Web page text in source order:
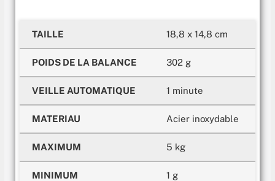
TAILLE 18,8 x 14,8 cm
POIDS DE LA BALANCE 302 g
VEILLE AUTOMATIQUE 1 minute
MATERIAU Acier inoxydable
MAXIMUM 5 kg
MINIMUM 1 g